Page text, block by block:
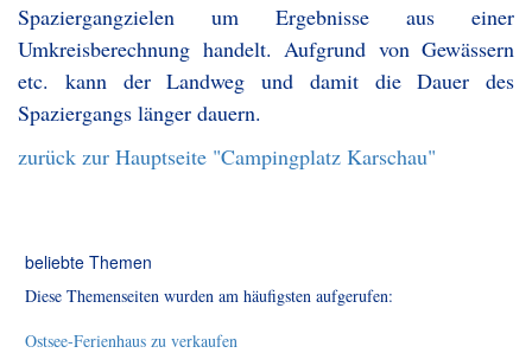
Spaziergangzielen um Ergebnisse aus einer
Umkreisberechnung handelt. Aufgrund von Gewässern
etc. kann der Landweg und damit die Dauer des
Spaziergangs länger dauern.
zurück zur Hauptseite "Campingplatz Karschau"
beliebte Themen
Diese Themenseiten wurden am häufigsten aufgerufen:
Ostsee-Ferienhaus zu verkaufen